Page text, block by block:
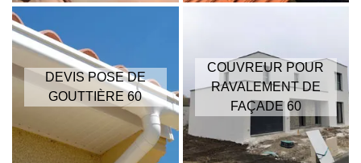
DEVIS POSE DE
GOUTTIÈRE 60
COUVREUR POUR
RAVALEMENT DE
FAÇADE 60